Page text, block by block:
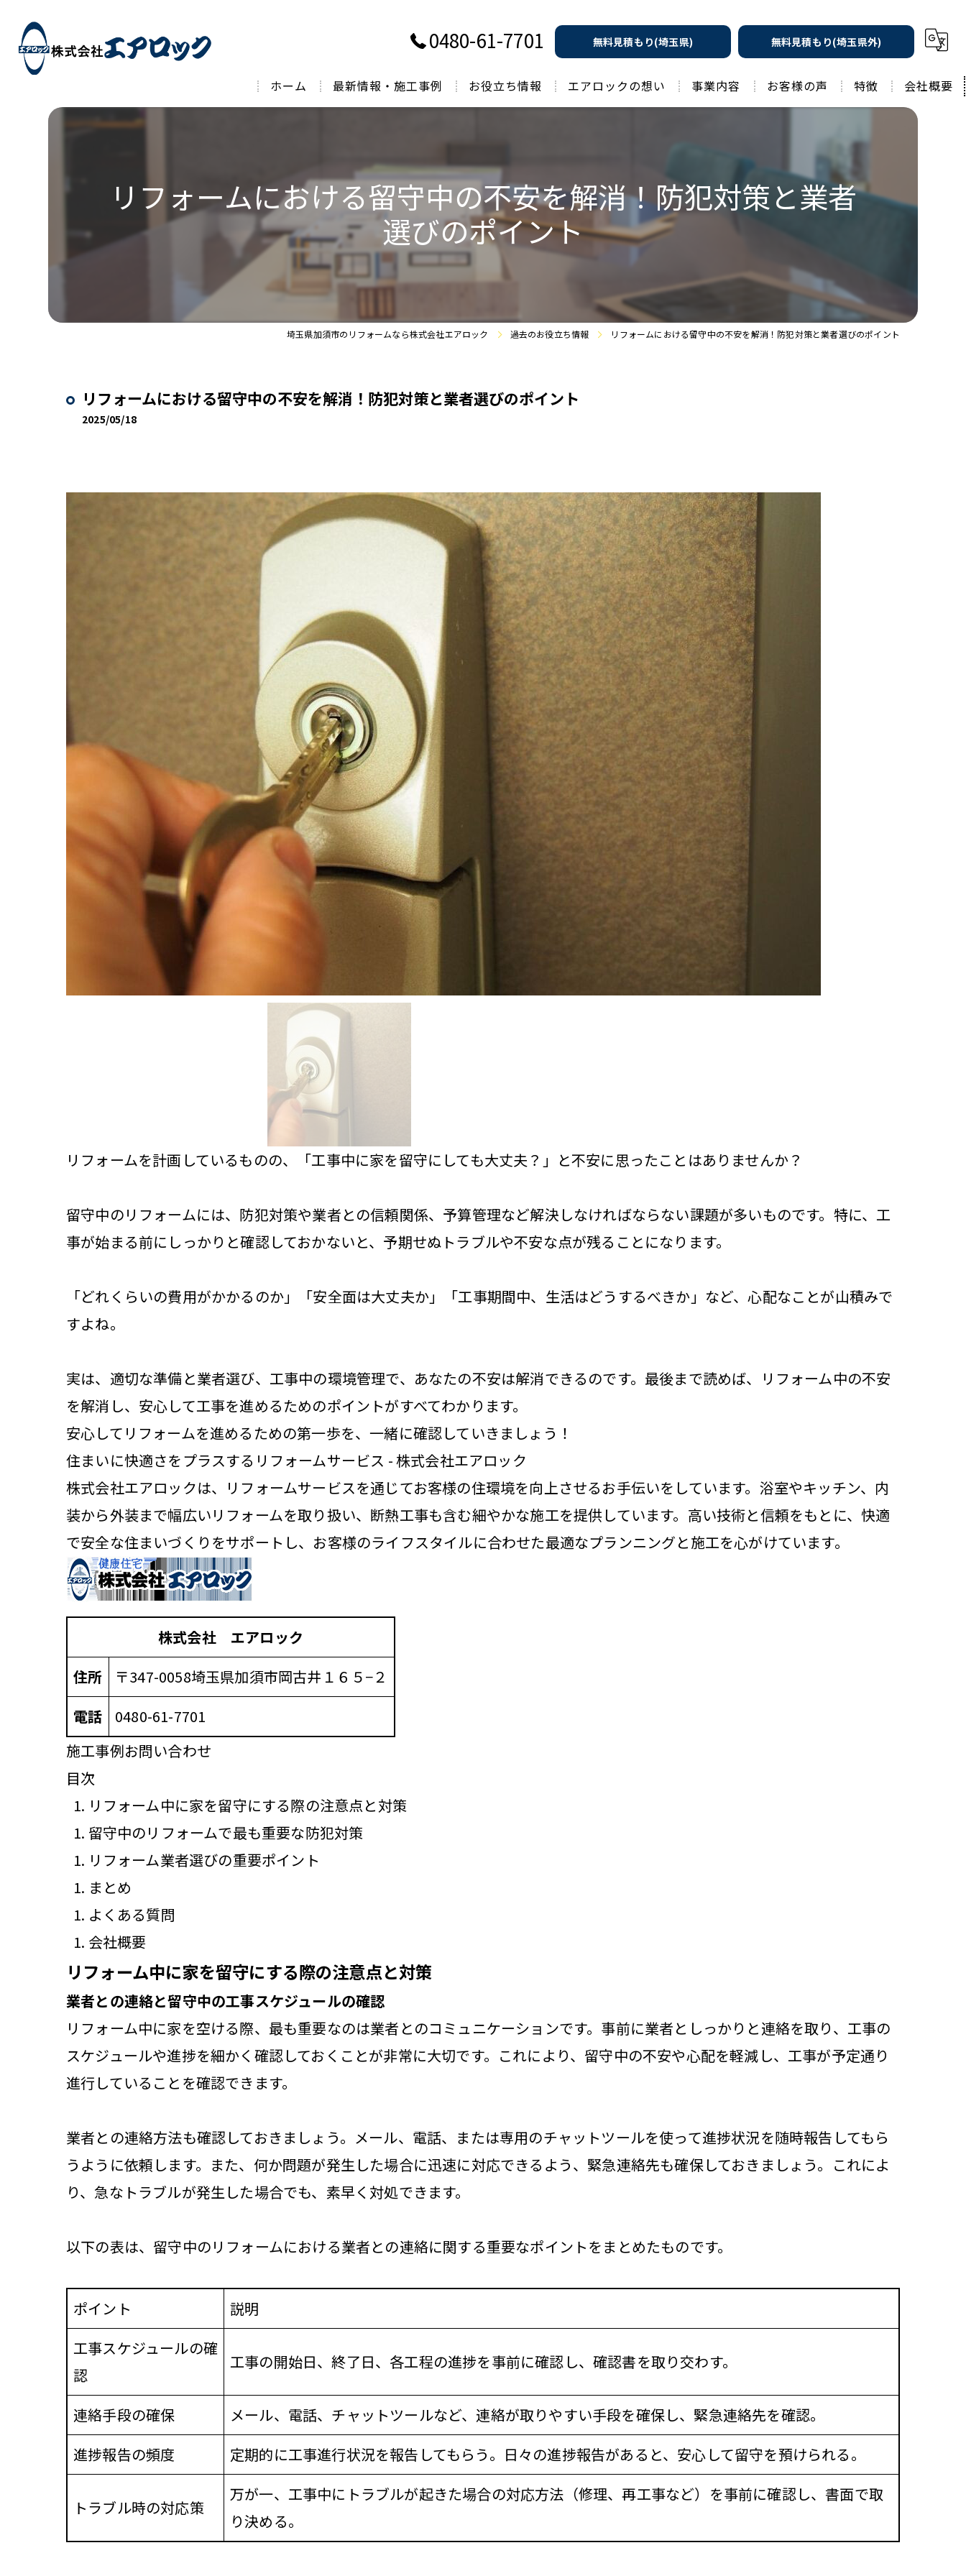
0480-61-7701 無料見積もり(埼玉県) 無料見積もり(埼玉県外)
ホーム 最新情報・施工事例 お役立ち情報 エアロックの想い 事業内容
水回りリフォーム
お客様の声 特徴
水回り
会社概要
リフォームにおける留守中の不安を解消！防犯対策と業者
選びのポイント
埼玉県加須市のリフォームなら株式会社エアロック 過去のお役立ち情報 リフォームにおける留守中の不安を解消！防犯対策と業者選びのポイント
リフォームにおける留守中の不安を解消！防犯対策と業者選びのポイント
2025/05/18
リフォームを計画しているものの、「工事中に家を留守にしても大丈夫？」と不安に思ったことはありませんか？
留守中のリフォームには、防犯対策や業者との信頼関係、予算管理など解決しなければならない課題が多いものです。特に、工
事が始まる前にしっかりと確認しておかないと、予期せぬトラブルや不安な点が残ることになります。
「どれくらいの費用がかかるのか」「安全面は大丈夫か」「工事期間中、生活はどうするべきか」など、心配なことが山積みで
すよね。
実は、適切な準備と業者選び、工事中の環境管理で、あなたの不安は解消できるのです。最後まで読めば、リフォーム中の不安
を解消し、安心して工事を進めるためのポイントがすべてわかります。
安心してリフォームを進めるための第一歩を、一緒に確認していきましょう！
住まいに快適さをプラスするリフォームサービス - 株式会社エアロック
株式会社エアロックは、リフォームサービスを通じてお客様の住環境を向上させるお手伝いをしています。浴室やキッチン、内
装から外装まで幅広いリフォームを取り扱い、断熱工事も含む細やかな施工を提供しています。高い技術と信頼をもとに、快適
で安全な住まいづくりをサポートし、お客様のライフスタイルに合わせた最適なプランニングと施工を心がけています。
株式会社 エアロック
住所
〒347-0058埼玉県加須市岡古井１６５−２
電話
0480-61-7701
施工事例お問い合わせ
目次
リフォーム中に家を留守にする際の注意点と対策
留守中のリフォームで最も重要な防犯対策
リフォーム業者選びの重要ポイント
まとめ
よくある質問
会社概要
リフォーム中に家を留守にする際の注意点と対策
業者との連絡と留守中の工事スケジュールの確認
リフォーム中に家を空ける際、最も重要なのは業者とのコミュニケーションです。事前に業者としっかりと連絡を取り、工事の
スケジュールや進捗を細かく確認しておくことが非常に大切です。これにより、留守中の不安や心配を軽減し、工事が予定通り
進行していることを確認できます。
業者との連絡方法も確認しておきましょう。メール、電話、または専用のチャットツールを使って進捗状況を随時報告してもら
うように依頼します。また、何か問題が発生した場合に迅速に対応できるよう、緊急連絡先も確保しておきましょう。これによ
り、急なトラブルが発生した場合でも、素早く対処できます。
以下の表は、留守中のリフォームにおける業者との連絡に関する重要なポイントをまとめたものです。
ポイント
説明
工事スケジュールの確
認
工事の開始日、終了日、各工程の進捗を事前に確認し、確認書を取り交わす。
連絡手段の確保
メール、電話、チャットツールなど、連絡が取りやすい手段を確保し、緊急連絡先を確認。
進捗報告の頻度
定期的に工事進行状況を報告してもらう。日々の進捗報告があると、安心して留守を預けられる。
トラブル時の対応策
万が一、工事中にトラブルが起きた場合の対応方法（修理、再工事など）を事前に確認し、書面で取
り決める。